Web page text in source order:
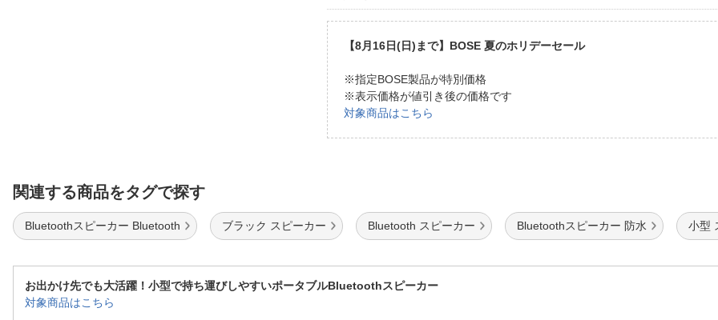
【8月16日(日)まで】BOSE 夏のホリデーセール
※指定BOSE製品が特別価格
※表示価格が値引き後の価格です
対象商品はこちら
関連する商品をタグで探す
Bluetoothスピーカー Bluetooth ブラック スピーカー Bluetooth スピーカー Bluetoothスピーカー 防水 小型
お出かけ先でも大活躍！小型で持ち運びしやすいポータブルBluetoothスピーカー
対象商品はこちら